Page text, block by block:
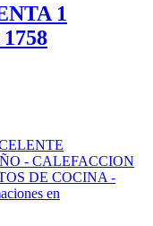
1
- CALEFACCION
DE COCINA -
en